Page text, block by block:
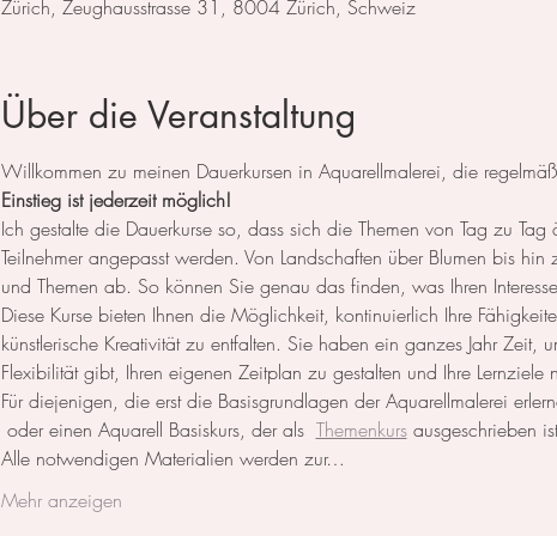
Zürich, Zeughausstrasse 31, 8004 Zürich, Schweiz
Über die Veranstaltung
Willkommen zu meinen Dauerkursen in Aquarellmalerei, die
Einstieg ist jederzeit möglich!
Ich gestalte die Dauerkurse so, dass sich die Themen von Tag zu
Teilnehmer angepasst werden. Von Landschaften über Blumen bis
und Themen ab. So können Sie genau das finden, was Ihren
Diese Kurse bieten Ihnen die Möglichkeit, kontinuierlich Ihre
künstlerische Kreativität zu entfalten. Sie haben ein ganzes Jahr Zeit,
Flexibilität gibt, Ihren eigenen Zeitplan zu gestalten und Ihre
Für diejenigen, die erst die Basisgrundlagen der Aquarellmalerei
oder einen Aquarell Basiskurs, der als Themenkurs ausgeschrieben
Alle notwendigen Materialien werden zur…
Mehr anzeigen